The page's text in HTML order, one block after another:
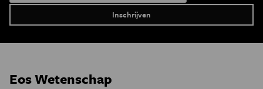
Eos Wetenschap